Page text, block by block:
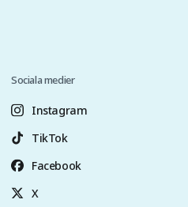
Sociala medier
Instagram
TikTok
Facebook
X